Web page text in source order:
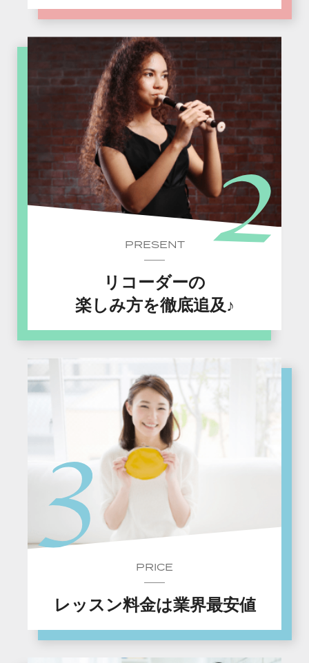
PRESENT
リコーダーの
楽しみ方を徹底追及♪
PRICE
レッスン料金は業界最安値